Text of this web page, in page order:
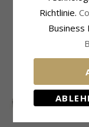
0,18
Richtlinie.
Business